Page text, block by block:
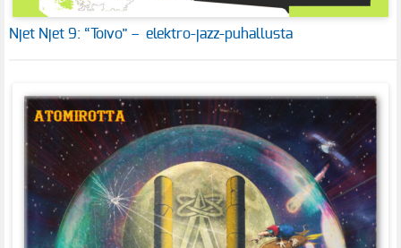
Njet Njet 9: “Toivo” – elektro-jazz-puhallusta